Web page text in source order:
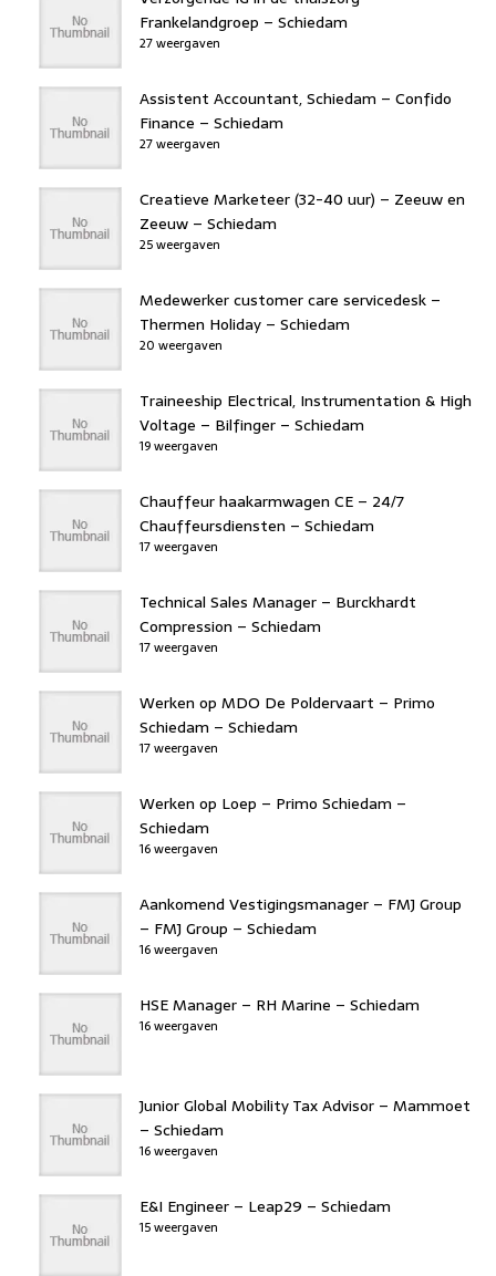
Frankelandgroep – Schiedam
27 weergaven
Assistent Accountant, Schiedam – Confido
Finance – Schiedam
27 weergaven
Creatieve Marketeer (32-40 uur) – Zeeuw en
Zeeuw – Schiedam
25 weergaven
Medewerker customer care servicedesk –
Thermen Holiday – Schiedam
20 weergaven
Traineeship Electrical, Instrumentation & High
Voltage – Bilfinger – Schiedam
19 weergaven
Chauffeur haakarmwagen CE – 24/7
Chauffeursdiensten – Schiedam
17 weergaven
Technical Sales Manager – Burckhardt
Compression – Schiedam
17 weergaven
Werken op MDO De Poldervaart – Primo
Schiedam – Schiedam
17 weergaven
Werken op Loep – Primo Schiedam –
Schiedam
16 weergaven
Aankomend Vestigingsmanager – FMJ Group
– FMJ Group – Schiedam
16 weergaven
HSE Manager – RH Marine – Schiedam
16 weergaven
Junior Global Mobility Tax Advisor – Mammoet
– Schiedam
16 weergaven
E&I Engineer – Leap29 – Schiedam
15 weergaven